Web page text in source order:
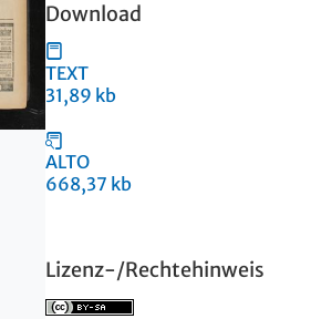
Download
TEXT
31,89 kb
ALTO
668,37 kb
Lizenz-/Rechtehinweis